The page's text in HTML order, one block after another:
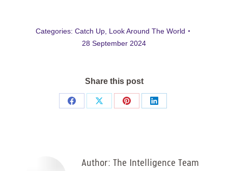
Categories: Catch Up, Look Around The World
28 September 2024
Share this post
Share
Share
Share
Share
Author: The Intelligence Team